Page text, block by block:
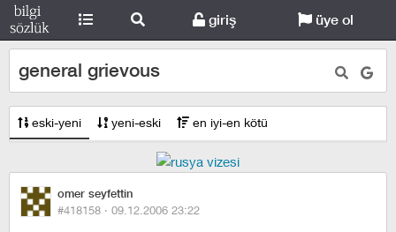
giriş üye ol
general grievous
eski-yeni yeni-eski en iyi-en kötü
omer seyfettin
#418158 · 09.12.2006 23:22